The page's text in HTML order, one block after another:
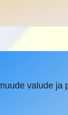
valude ja